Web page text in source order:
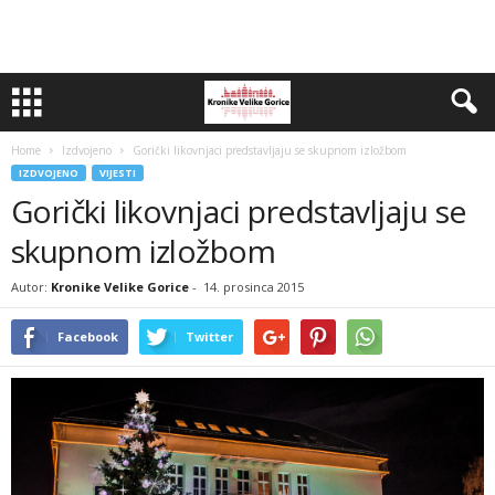
Home Izdvojeno Gorički likovnjaci predstavljaju se skupnom izložbom
IZDVOJENO VIJESTI
Gorički likovnjaci predstavljaju se
skupnom izložbom
Autor: Kronike Velike Gorice - 14. prosinca 2015
Facebook Twitter